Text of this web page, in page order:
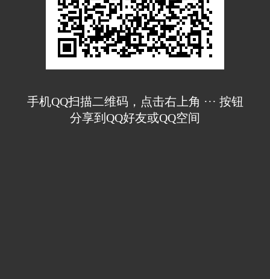
手机QQ扫描二维码，点击右上角 ··· 按钮
分享到QQ好友或QQ空间